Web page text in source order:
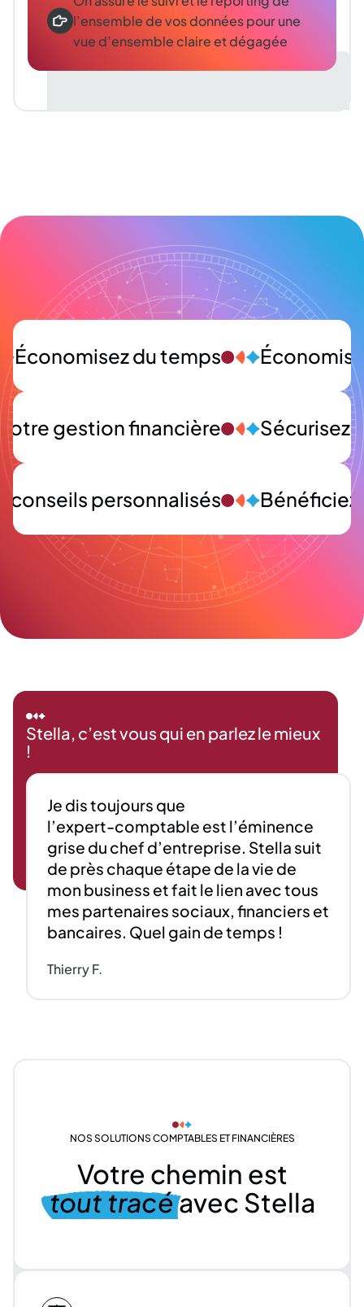
l’ensemble de vos données pour une
vue d’ensemble claire et dégagée
Économisez du temps
gestion financière Sécurisez
conseils personnalisés Bénéficiez
Stella, c’est vous qui en parlez le mieux
!
Je distoujours que
l’expert-comptable est l’éminence
grise du chef d’entreprise. Stella suit
de près chaque étape de lavie de
mon business etfait le lien avectous
mes partenaires sociaux, financiers et
bancaires. Quel gain detemps !
Thierry F.
NOS SOLUTIONS COMPTABLES ET FINANCIÈRES
Votre chemin est
touttracéavec Stella